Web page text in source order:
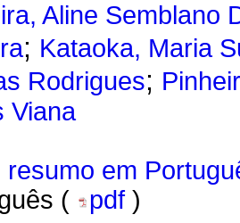
Aline Semblano
; Kataoka, Maria
Rodrigues;
Viana
resumo em
(
pdf )